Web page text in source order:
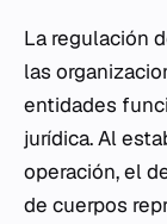
La regulación
las
entidades
jurídica. Al
operación, el
de cuerpos